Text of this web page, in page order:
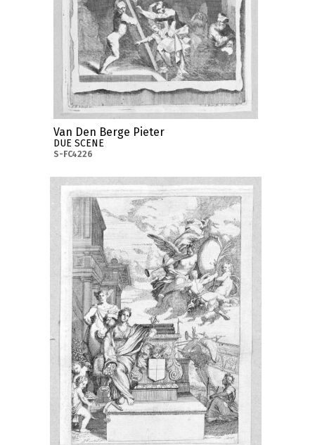
Van Den Berge Pieter
DUE SCENE
S-FC4226